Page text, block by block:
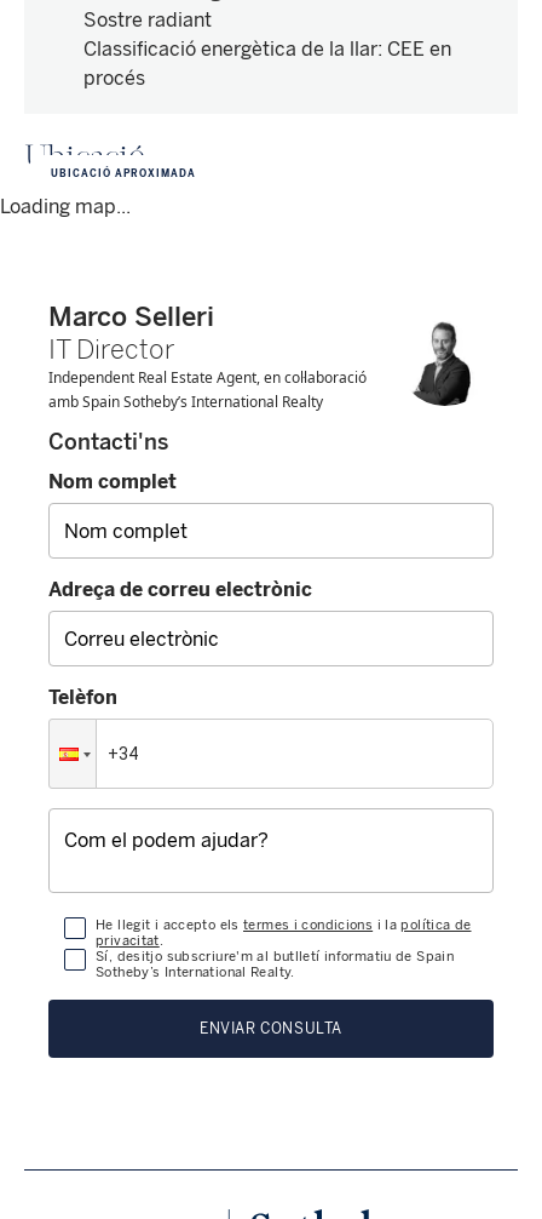
Sostre radiant
Classificació energètica de la llar: CEE en
procés
Ubicació
Loading map...
UBICACIÓ APROXIMADA
Marco Selleri
IT Director
Independent Real Estate Agent, en col·laboració
amb Spain Sotheby’s International Realty
Contacti'ns
Nom complet
Adreça de correu electrònic
Telèfon
He llegit i accepto els termes i condicions i lapolítica de
privacitat.
Sí, desitjo subscriure'm al butlletí informatiu de Spain
Sotheby’s International Realty.
ENVIAR CONSULTA